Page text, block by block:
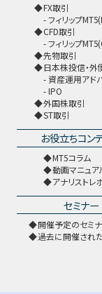
FX取引
フィリップ
CFD取引
フィリップ
先物取引
日本株投信・外
資産運用アド
IPO
外国株取引
ST取引
お役立ちコン
MT5コラム
動画マニュア
アナリストレ
セミナー
開催予定のセミ
過去に開催され